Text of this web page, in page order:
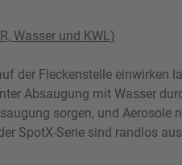
Wasser und KWL)
der Fleckenstelle einwirken
Absaugung mit Wasser
sorgen, und Aerosole
SpotX-Serie sind randlos